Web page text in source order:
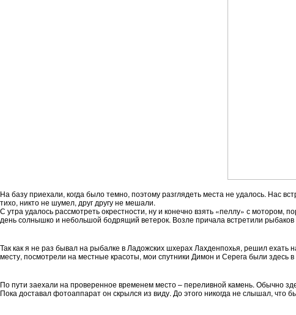
На базу приехали, когда было темно, поэтому разглядеть места не удалось. Нас
тихо, никто не шумел, друг другу не мешали.
С утра удалось рассмотреть окрестности, ну и конечно взять «пеллу» с
день солнышко и небольшой бодрящий ветерок. Возле причала встретили
Так как я не раз бывал на рыбалке в Ладожских шхерах Лахденпохья, решил
месту, посмотрели на местные красоты, мои спутники Димон и Серега были
По пути заехали на проверенное временем место – переливной камень. Обычно
Пока доставал фотоаппарат он скрылся из виду. До этого никогда не слышал, что